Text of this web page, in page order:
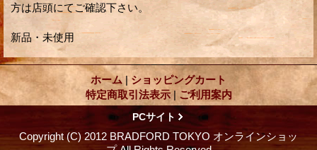
方は店頭にてご確認下さい。
新品・未使用
ホーム | ショッピングカート
特定商取引法表示 | ご利用案内
PCサイト
Copyright (C) 2012 BRADFORD TOKYO オンラインショッ